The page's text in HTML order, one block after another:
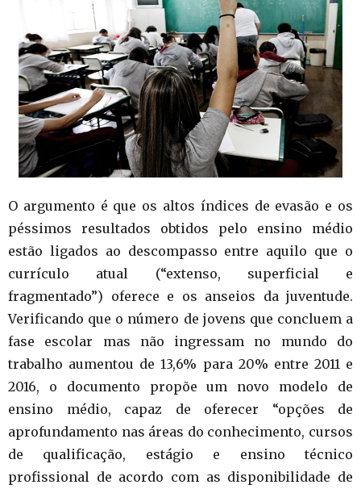
O argumento é que os altos índices de evasão e os
péssimos resultados obtidos pelo ensino médio
estão ligados ao descompasso entre aquilo que o
currículo atual (“extenso, superficial e
fragmentado”) oferece e os anseios da juventude.
Verificando que o número de jovens que concluem a
fase escolar mas não ingressam no mundo do
trabalho aumentou de 13,6% para 20% entre 2011 e
2016, o documento propõe um novo modelo de
ensino médio, capaz de oferecer “opções de
aprofundamento nas áreas do conhecimento, cursos
de qualificação, estágio e ensino técnico
profissional de acordo com as disponibilidade de